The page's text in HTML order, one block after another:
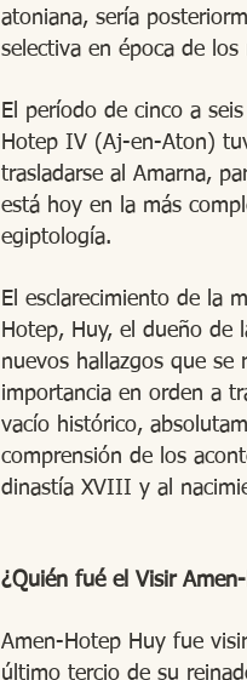
atoniana, sería
selectiva en época de
El período de cinco a
Hotep IV (Aj-en-Aton)
trasladarse al Amarna,
está hoy en la más
egiptología.
El esclarecimiento de la
Hotep, Huy, el dueño de
nuevos hallazgos que se
importancia en orden a
vacío histórico,
comprensión de los
dinastía XVIII y al
¿Quién fué el Visir
Amen-Hotep Huy fue
último tercio de su